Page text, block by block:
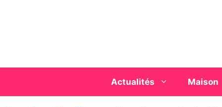
Actualités Maison